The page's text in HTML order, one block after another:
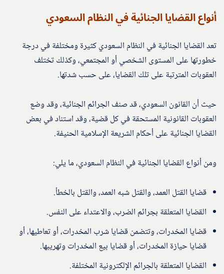
أنواع القضايا الجنائية في النظام السعودي
تعد القضايا الجنائية في النظام السعودي كثيرة ومختلفة في درجة
خطورتها على المستوى الشخصي أو المجتمعي، وكذلك تختلف
العقوبات المترتبة على تلك القضايا، على حسب شدتها.
حيث أن القانون السعودي، قد صنف الجرائم الجنائية، وقد وضع
العقوبات القانونية المستحقة في كل قضية، وقد استناد في بعض
القضايا الجنائية على أحكام الشريعة الإسلامية الحنيفة.
ومن أنواع القضايا الجنائية في النظام السعودي، ما يلي:
قضايا القتل العمد، والقتل شبه العمد، والقتل بالخطأ.
القضايا المتعلقة بجرائم الضرب، والاعتداء على النفس.
قضايا المخدرات، وتتضمن قضايا شرب المخدرات، أو تعاطيها، أو
قضايا حيازة المخدرات، أو قضايا بيع المخدرات وتهريبها.
القضايا المتعلقة بالجرائم الإلكترونية المختلفة.